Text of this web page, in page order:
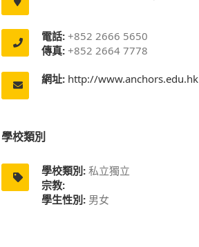
電話: +852 2666 5650
傳真: +852 2664 7778
網址: http://www.anchors.edu.hk
學校類別
學校類別: 私立獨立
宗教:
學生性別: 男女